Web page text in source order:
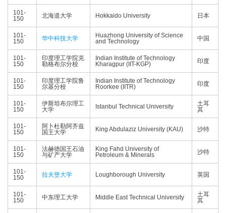
101-
150
北海道大学 Hokkaido University 日本
101-
150
华中科技大学
Huazhong University of Science
and Technology
中国
101-
150
印度理工学院克
勒格布尔分校
Indian Institute of Technology
Kharagpur (IIT-KGP)
印度
101-
150
印度理工学院鲁
尔基分校
Indian Institute of Technology
Roorkee (IITR)
印度
101-
150
伊斯坦布尔理工
大学
Istanbul Technical University
土耳
其
101-
150
阿卜杜勒阿齐兹
国王大学
King Abdulaziz University (KAU) 沙特
101-
150
法赫德国王石油
与矿产大学
King Fahd University of
Petroleum & Minerals
沙特
101-
150
拉夫堡大学 Loughborough University 英国
101-
150
中东理工大学 Middle East Technical University
土耳
其